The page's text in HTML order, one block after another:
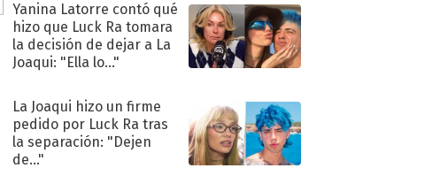
Yanina Latorre contó qué
hizo que Luck Ra tomara
la decisión de dejar a La
Joaqui: "Ella lo..."
La Joaqui hizo un firme
pedido por Luck Ra tras
la separación: "Dejen
de..."